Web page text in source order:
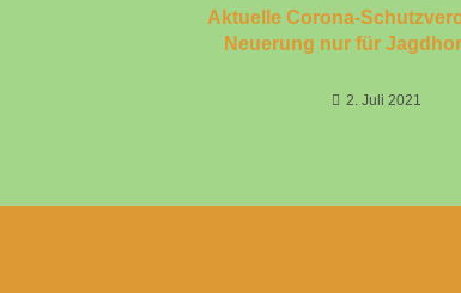
Aktuelle Corona-
Neuerung nur für
2. Juli 2021